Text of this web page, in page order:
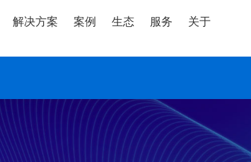
解决方案 案例 生态 服务 关于